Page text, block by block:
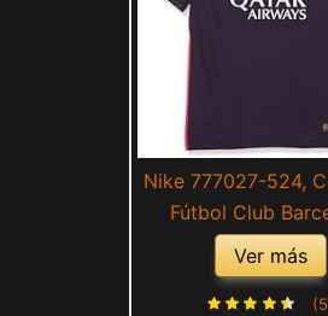
Nike 777027-524,
Fútbol Club
Infantil, Multicolor
Dynasty/Vivid
Ver más